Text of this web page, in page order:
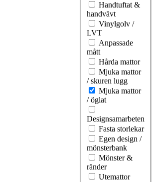
Handtuftat &
handvävt
Vinylgolv /
LVT
Anpassade
mått
Hårda mattor
Mjuka mattor
/ skuren lugg
Mjuka mattor
/ öglat
Designsamarbeten
Fasta storlekar
Egen design /
mönsterbank
Mönster &
ränder
Utemattor